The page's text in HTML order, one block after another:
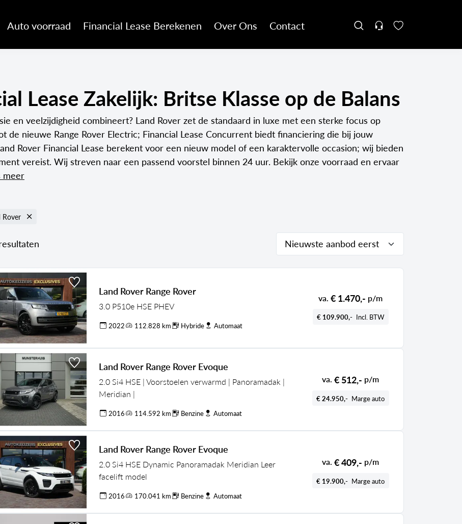
Auto voorraad Financial Lease Berekenen Over Ons Contact
Lease Zakelijk: Britse Klasse op de Balans
en veelzijdigheid combineert? Land Rover zet de standaard in luxe met een sterke focus op
de nieuwe Range Rover Electric; Financial Lease Concurrent biedt financiering die bij jouw
Rover Financial Lease berekent voor een nieuw model of een karaktervolle occasion; wij bieden
vereist. Wij streven naar een passend voorstel binnen 24 uur. Bekijk onze voorraad en ervaar
meer
Rover
Land Rover Range Rover
3.0 P510e HSE PHEV
2022 112.828 km Hybride Automaat
va. € 1.470,- p/m
€ 109.900,- Incl. BTW
Land Rover Range Rover Evoque
2.0 Si4 HSE | Voorstoelen verwarmd | Panoramadak |
Meridian |
2016 114.592 km Benzine Automaat
va. € 512,- p/m
€ 24.950,- Marge auto
Land Rover Range Rover Evoque
2.0 Si4 HSE Dynamic Panoramadak Meridian Leer
facelift model
2016 170.041 km Benzine Automaat
va. € 409,- p/m
€ 19.900,- Marge auto